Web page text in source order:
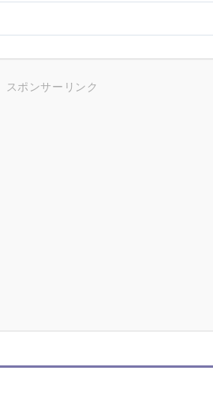
スポンサーリンク